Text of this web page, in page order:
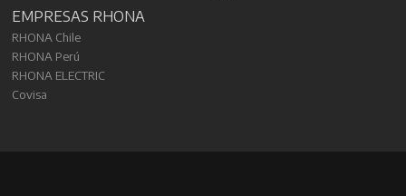
EMPRESAS RHONA
RHONA Chile
RHONA Perú
RHONA ELECTRIC
Covisa